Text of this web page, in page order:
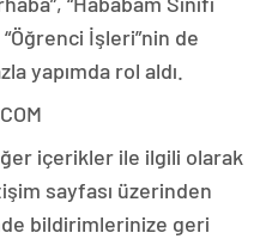
“Öğrenci İşleri”nin de
yapımda rol aldı.
içerikler ile ilgili olarak
sayfası üzerinden
bildirimlerinize geri